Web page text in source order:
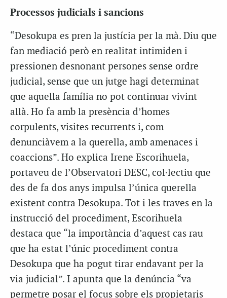
Processos judicials i sancions
“Desokupa es pren la justícia per la mà. Diu que
fan mediació però en realitat intimiden i
pressionen desnonant persones sense ordre
judicial, sense que un jutge hagi determinat
que aquella família no pot continuar vivint
allà. Ho fa amb la presència d’homes
corpulents, visites recurrents i, com
denunciàvem a la querella, amb amenaces i
coaccions”. Ho explica Irene Escorihuela,
portaveu de l’Observatori DESC, col·lectiu que
des de fa dos anys impulsa l’única querella
existent contra Desokupa. Tot i les traves en la
instrucció del procediment, Escorihuela
destaca que “la importància d’aquest cas rau
que ha estat l’únic procediment contra
Desokupa que ha pogut tirar endavant per la
via judicial”. I apunta que la denúncia “va
permetre posar el focus sobre els propietaris